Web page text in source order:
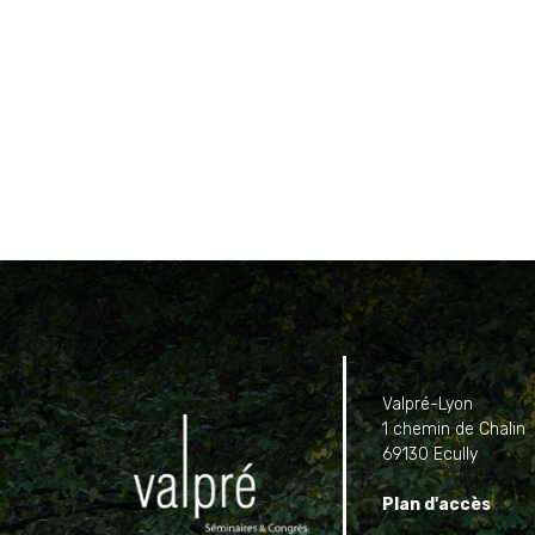
Valpré-Lyon
1 chemin de Chalin
69130 Ecully
Plan d'accès